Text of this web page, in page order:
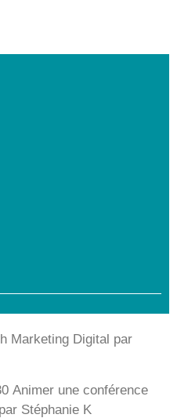
Marketing Digital par
Animer une conférence
par Stéphanie K